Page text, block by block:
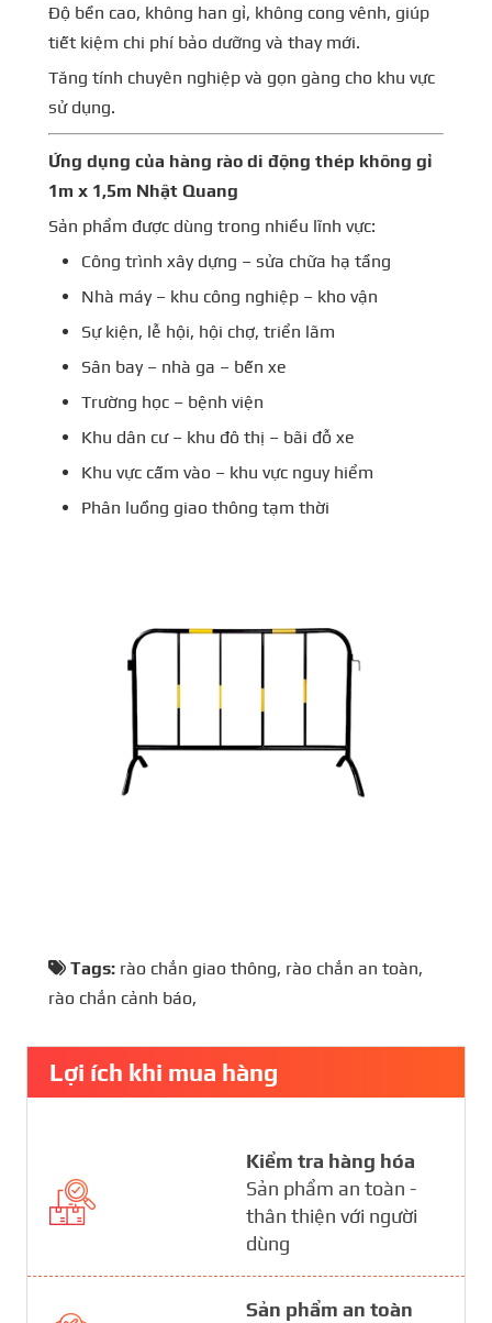
Độ bền cao, không han gỉ, không cong vênh, giúp
tiết kiệm chi phí bảo dưỡng và thay mới.
Tăng tính chuyên nghiệp và gọn gàng cho khu vực
sử dụng.
Ứng dụng của hàng rào di động thép không gỉ
1m x 1,5m Nhật Quang
Sản phẩm được dùng trong nhiều lĩnh vực:
Công trình xây dựng – sửa chữa hạ tầng
Nhà máy – khu công nghiệp – kho vận
Sự kiện, lễ hội, hội chợ, triển lãm
Sân bay – nhà ga – bến xe
Trường học – bệnh viện
Khu dân cư – khu đô thị – bãi đỗ xe
Khu vực cấm vào – khu vực nguy hiểm
Phân luồng giao thông tạm thời
Tags: rào chắn giao thông, rào chắn an toàn,
rào chắn cảnh báo,
Lợi ích khi mua hàng
Kiểm tra hàng hóa
Sản phẩm an toàn -
thân thiện với người
dùng
Sản phẩm an toàn